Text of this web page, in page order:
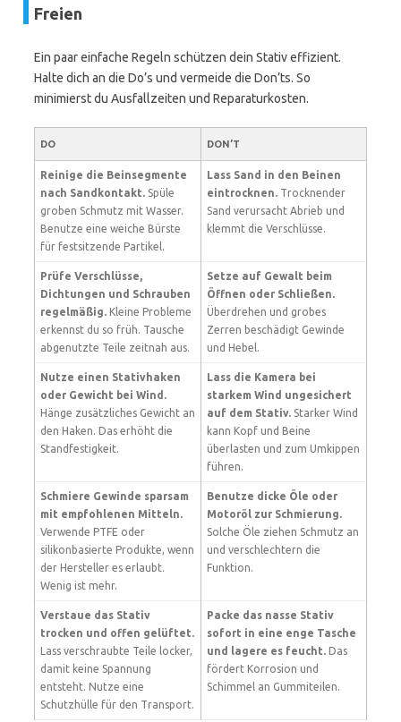
Freien
Ein paar einfache Regeln schützen dein Stativ effizient.
Halte dich an die Do’s und vermeide die Don’ts. So
minimierst du Ausfallzeiten und Reparaturkosten.
DO DON’T
Reinige die Beinsegmente
nach Sandkontakt. Spüle
groben Schmutz mit Wasser.
Benutze eine weiche Bürste
für festsitzende Partikel.
Lass Sand in den Beinen
eintrocknen. Trocknender
Sand verursacht Abrieb und
klemmt die Verschlüsse.
Prüfe Verschlüsse,
Dichtungen und Schrauben
regelmäßig. Kleine Probleme
erkennst du so früh. Tausche
abgenutzte Teile zeitnah aus.
Setze auf Gewalt beim
Öffnen oder Schließen.
Überdrehen und grobes
Zerren beschädigt Gewinde
und Hebel.
Nutze einen Stativhaken
oder Gewicht bei Wind.
Hänge zusätzliches Gewicht an
den Haken. Das erhöht die
Standfestigkeit.
Lass die Kamera bei
starkem Wind ungesichert
auf dem Stativ. Starker Wind
kann Kopf und Beine
überlasten und zum Umkippen
führen.
Schmiere Gewinde sparsam
mit empfohlenen Mitteln.
Verwende PTFE oder
silikonbasierte Produkte, wenn
der Hersteller es erlaubt.
Wenig ist mehr.
Benutze dicke Öle oder
Motoröl zur Schmierung.
Solche Öle ziehen Schmutz an
und verschlechtern die
Funktion.
Verstaue das Stativ
trocken und offen gelüftet.
Lass verschraubte Teile locker,
damit keine Spannung
entsteht. Nutze eine
Schutzhülle für den Transport.
Packe das nasse Stativ
sofort in eine enge Tasche
und lagere es feucht. Das
fördert Korrosion und
Schimmel an Gummiteilen.